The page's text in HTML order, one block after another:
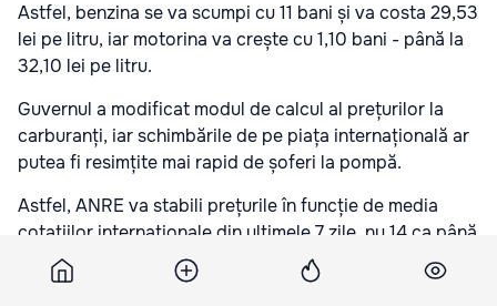
Astfel, benzina se va scumpi cu 11 bani și va costa 29,53
lei pe litru, iar motorina va crește cu 1,10 bani - până la
32,10 lei pe litru.
Guvernul a modificat modul de calcul al prețurilor la
carburanți, iar schimbările de pe piața internațională ar
putea fi resimțite mai rapid de șoferi la pompă.
Astfel, ANRE va stabili prețurile în funcție de media
cotațiilor internaționale din ultimele 7 zile, nu 14 ca până
acum. Autoritățile spun că astfel, șoferii vor simți mai
rapid scumpirile, dar și ieftinirile la combustibil.